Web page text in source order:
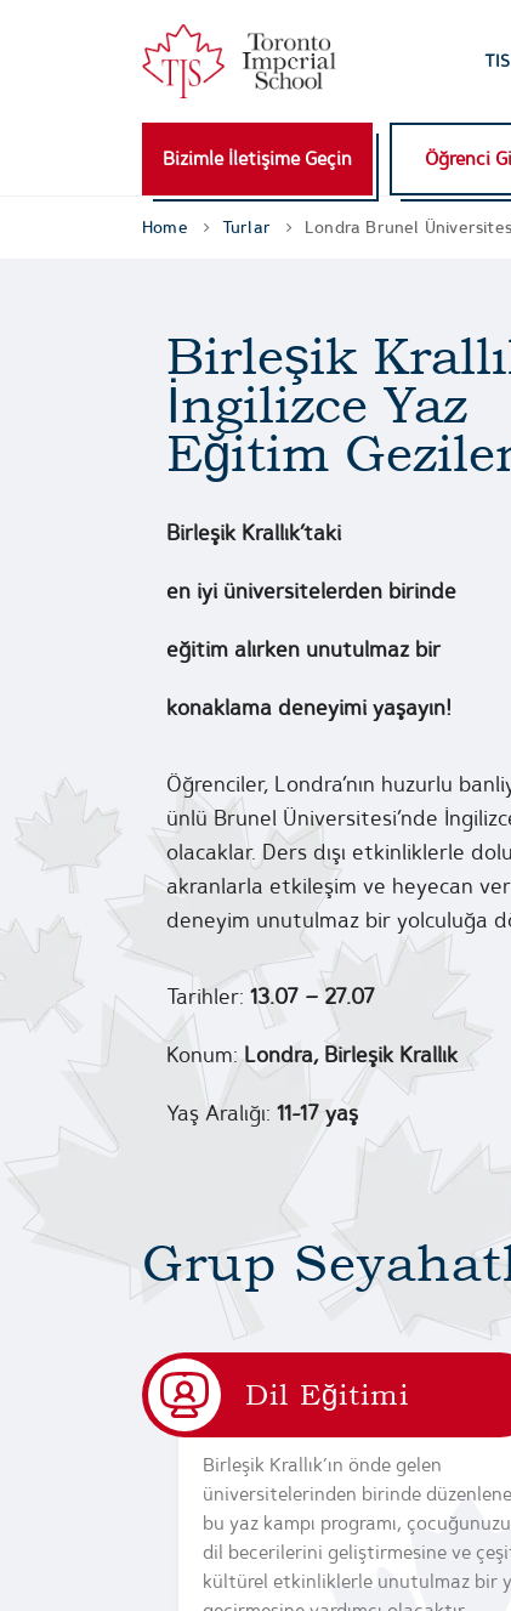
Bizimle İletişime Geçin Öğrenci
Home Turlar Londra Brunel
Birleşik
İngilizce Yaz
Eğitim
Birleşik Krallık’taki
en iyi üniversitelerden birinde
eğitim alırken unutulmaz bir
konaklama deneyimi yaşayın!
Öğrenciler, Londra’nın huzurlu
ünlü Brunel Üniversitesi’nde
olacaklar. Ders dışı etkinliklerle
akranlarla etkileşim ve heyecan
deneyim unutulmaz bir yolculuğa
Tarihler: 13.07 – 27.07
Konum:Londra, Birleşik Krallık
Yaş Aralığı: 11-17 yaş
Grup
Dil Eğitimi
Birleşik Krallık’ın önde gelen
üniversitelerinden birinde
bu yaz kampı programı,
dil becerilerini geliştirmesine ve
kültürel etkinliklerle unutulmaz bir